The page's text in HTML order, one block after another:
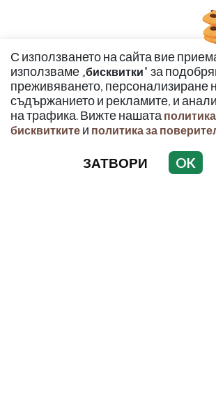
С използването на сайта вие
използваме „бисквитки" за
преживяването, персонализиране
съдържанието и рекламите, и
на трафика. Вижте нашата
бисквитките и политика за
ЗАТВОРИ OK